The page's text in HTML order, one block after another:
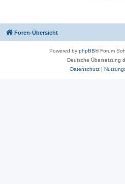
Foren-Übersicht
Powered by phpBB® Forum
Deutsche Übersetzung
Datenschutz|